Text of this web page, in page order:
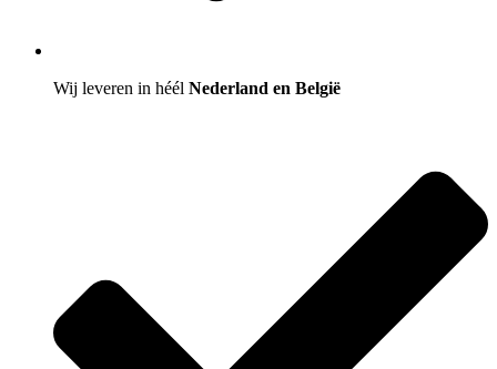
Wij leveren in héél Nederland en België